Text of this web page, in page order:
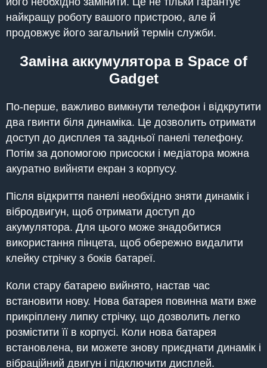
найкращу роботу вашого пристрою, але й
продовжує його загальний термін служби.
Заміна аккумулятора в Space of
Gadget
По-перше, важливо вимкнути телефон і відкрутити
два гвинти біля динаміка. Це дозволить отримати
доступ до дисплея та задньої панелі телефону.
Потім за допомогою присоски і медіатора можна
акуратно вийняти екран з корпусу.
Після відкриття панелі необхідно зняти динамік і
вібродвигун, щоб отримати доступ до
акумулятора. Для цього може знадобитися
використання пінцета, щоб обережно видалити
клейку стрічку з боків батареї.
Коли стару батарею вийнято, настав час
встановити нову. Нова батарея повинна мати вже
прикріплену липку стрічку, що дозволить легко
розмістити її в корпусі. Коли нова батарея
встановлена, ви можете знову приєднати динамік і
вібраційний двигун і підключити дисплей.